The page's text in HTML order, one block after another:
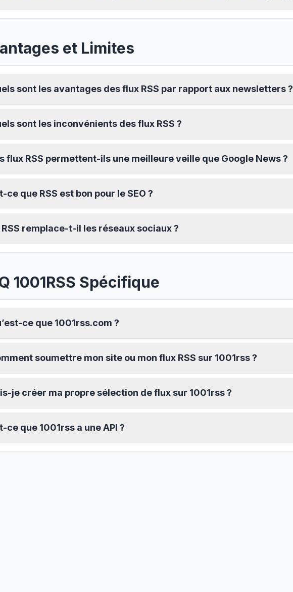
et Limites
sont les avantages des flux RSS par rapport aux newsletters ?
sont les inconvénients des flux RSS ?
flux RSS permettent-ils une meilleure veille que Google News ?
ce que RSS est bon pour le SEO ?
RSS remplace-t-il les réseaux sociaux ?
1001RSS Spécifique
ce que 1001rss.com ?
soumettre mon site ou mon flux RSS sur 1001rss ?
je créer ma propre sélection de flux sur 1001rss ?
ce que 1001rss a une API ?